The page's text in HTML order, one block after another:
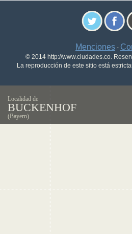
Menciones -
© 2014 http://www.ciudades.co.
La reproducción de este sitio está
Localidad de
BUCKENHOF
(Bayern)